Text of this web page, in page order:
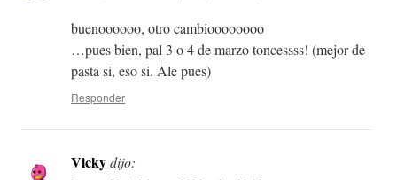
buenoooooo, otro cambioooooooo
…pues bien, pal 3 o 4 de marzo toncessss! (mejor de
pasta si, eso si. Ale pues)
Responder
Vickydijo: